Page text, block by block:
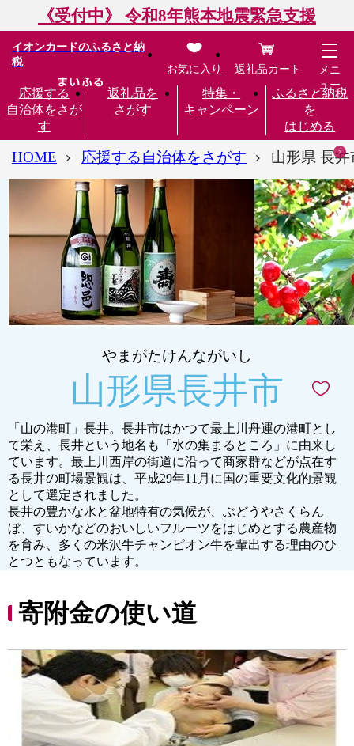
《受付中》 令和8年熊本地震緊急支援
イオンカードのふるさと納
税
応援する
自治体をさが
す
返礼品を
さがす
特集・
キャンペーン
ふるさと納税
を
はじめる
お気に入り 返礼品カート
メニ
ュー
HOME 応援する自治体をさがす 山形県 長井
やまがたけんながいし
山形県長井市
「山の港町」長井。長井市はかつて最上川舟運の港町とし
て栄え、長井という地名も「水の集まるところ」に由来し
ています。最上川西岸の街道に沿って商家群などが点在す
る長井の町場景観は、平成29年11月に国の重要文化的景観
として選定されました。
長井の豊かな水と盆地特有の気候が、ぶどうやさくらん
ぼ、すいかなどのおいしいフルーツをはじめとする農産物
を育み、多くの米沢牛チャンピオン牛を輩出する理由のひ
とつともなっています。
寄附金の使い道